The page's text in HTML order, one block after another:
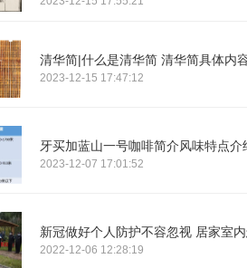
清华简|什么是清华简 清华简具体内
2023-12-15 17:47:12
牙买加蓝山一号咖啡简介风味特点介
2023-12-07 17:01:52
新冠做好个人防护不容忽视 居家室
2022-12-06 12:28:19